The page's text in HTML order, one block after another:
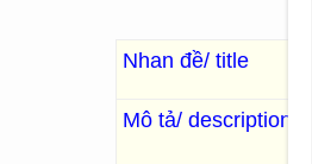
Nhan đề/ title
Mô tả/ description